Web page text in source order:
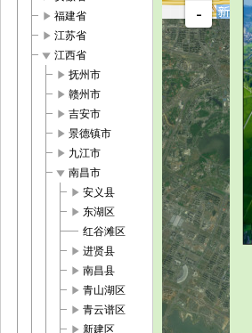
play_arrow 福建省
play_arrow 江苏省
play_arrow 江西省
play_arrow 抚州市
play_arrow 赣州市
play_arrow 吉安市
play_arrow 景德镇市
play_arrow 九江市
play_arrow 南昌市
play_arrow 安义县
play_arrow 东湖区
红谷滩区
play_arrow 进贤县
play_arrow 南昌县
play_arrow 青山湖区
play_arrow 青云谱区
play_arrow 新建区
星地图
加载中，请
稍候...
-